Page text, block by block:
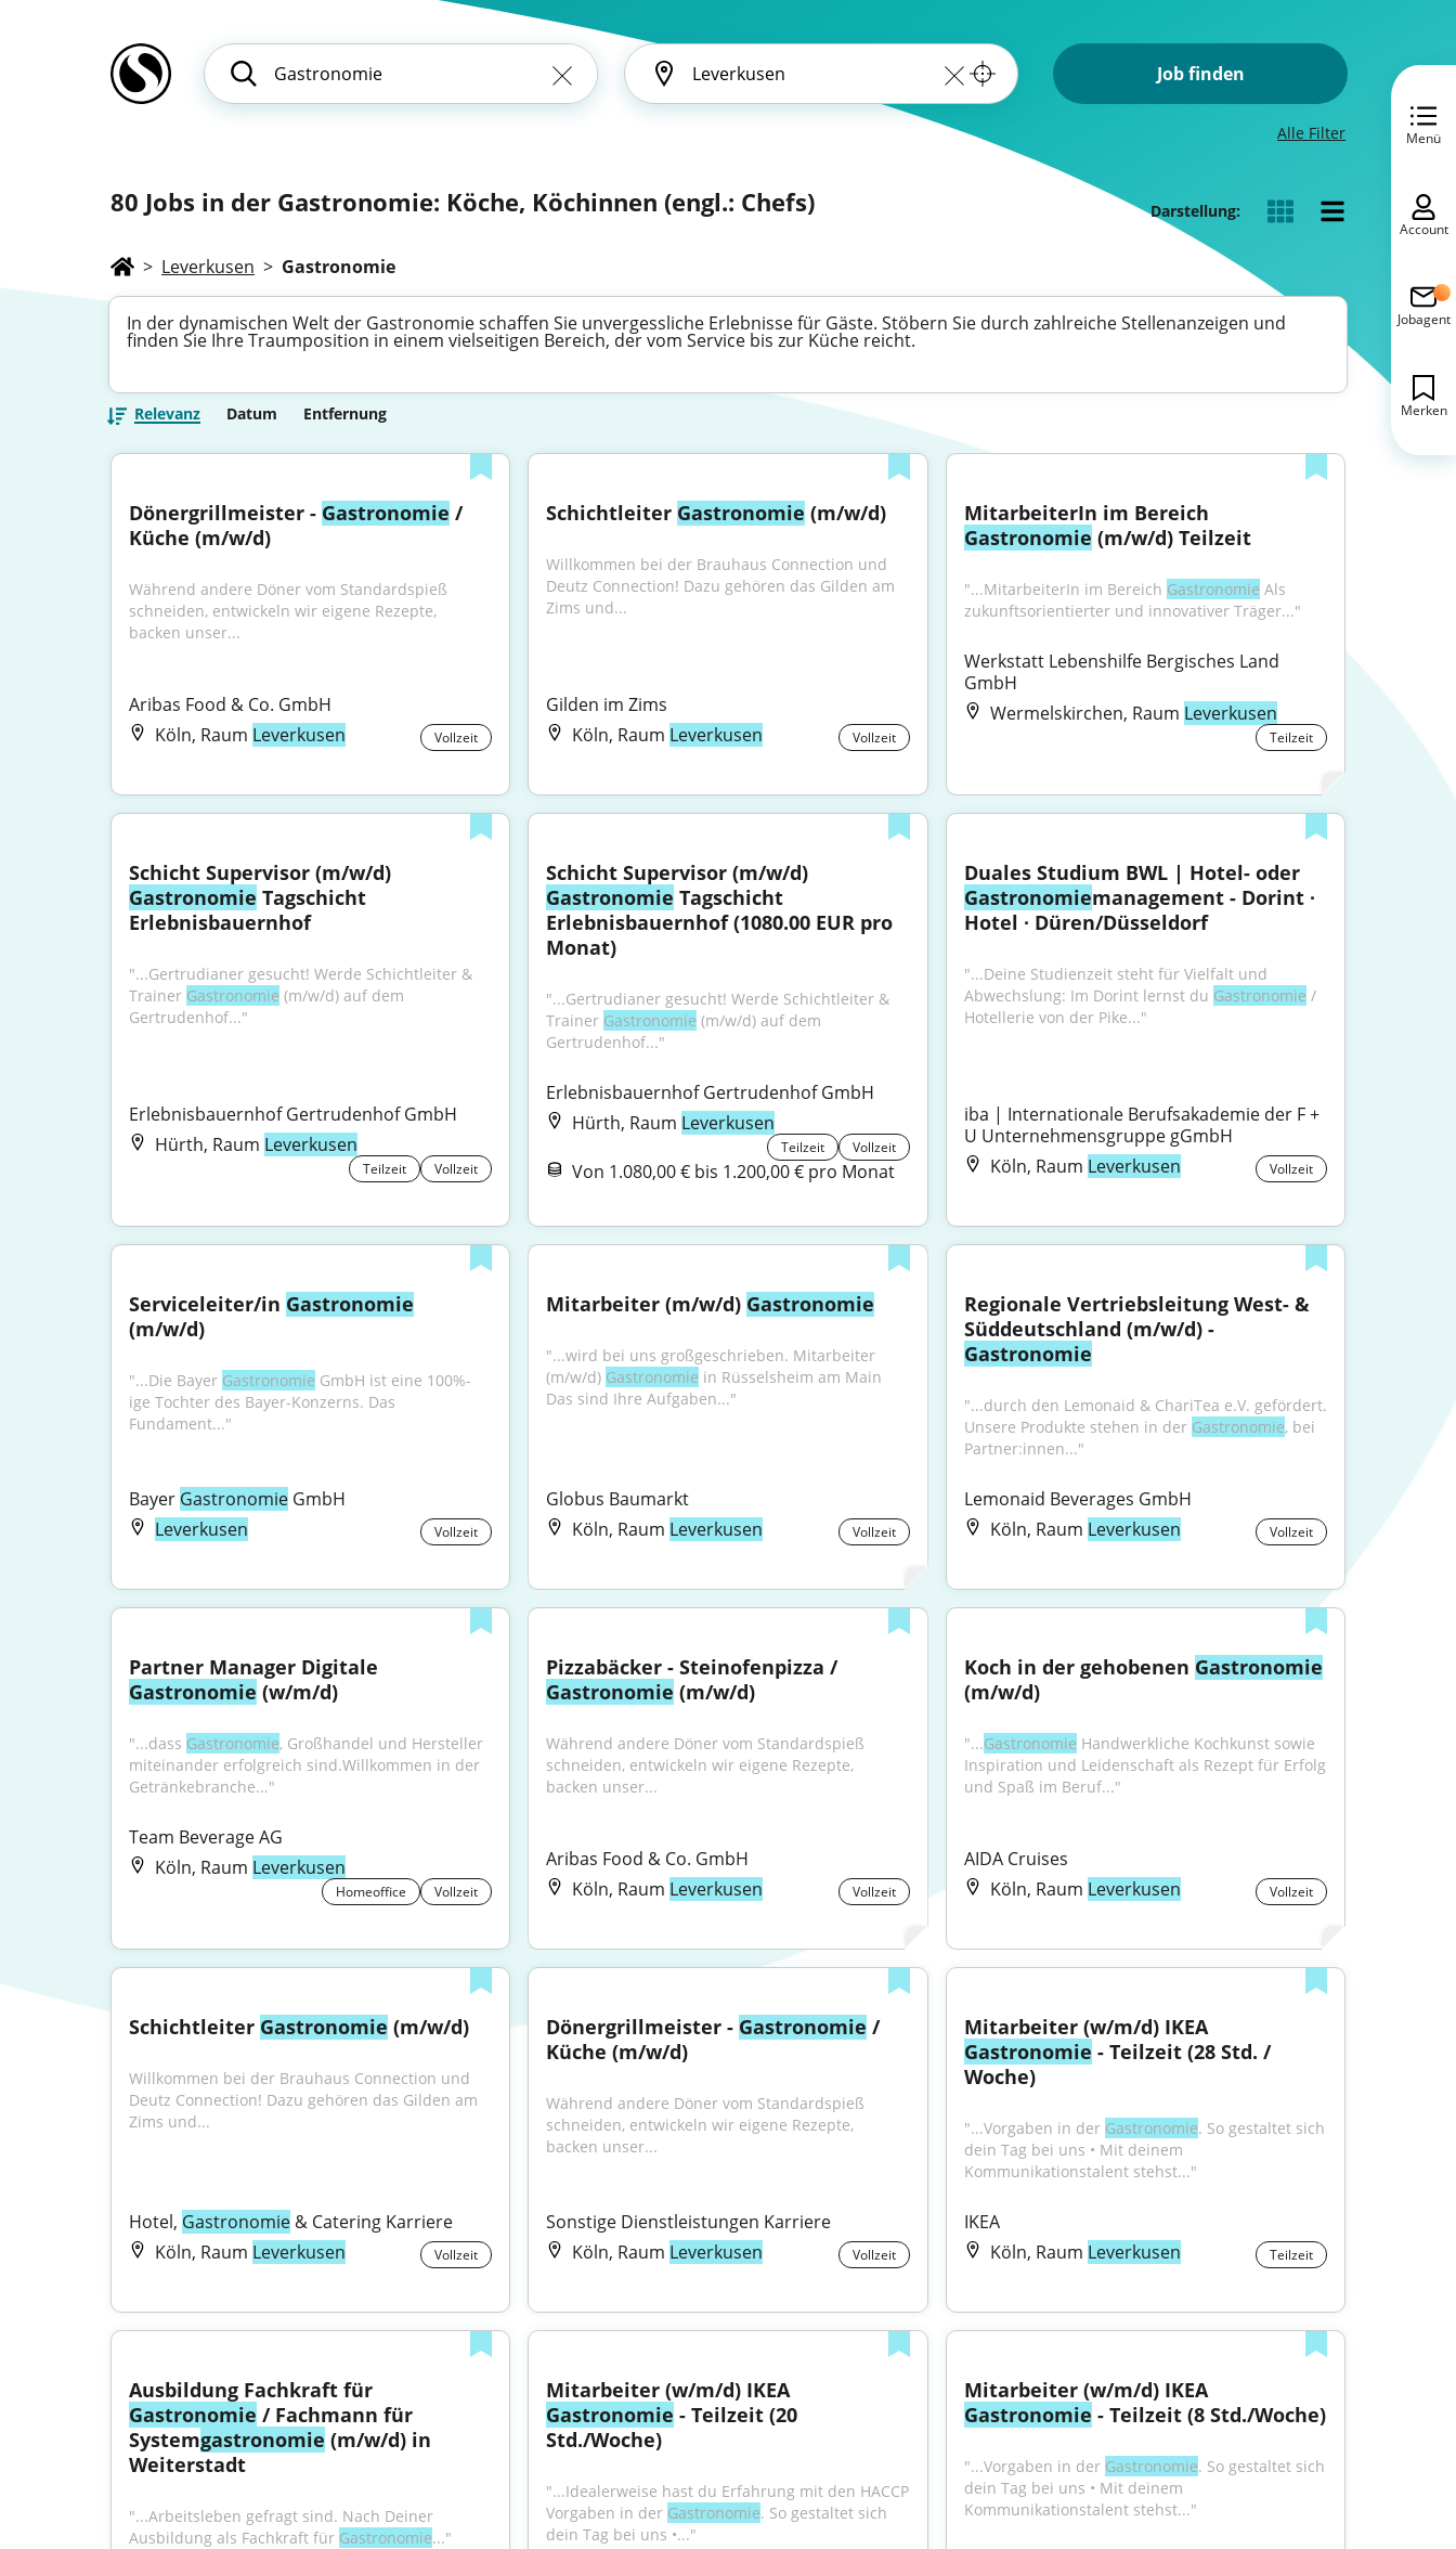
Job finden
Alle Filter
80 Jobs in der Gastronomie: Köche, Köchinnen (engl.: Chefs) Darstellung:
> Leverkusen > Gastronomie
In der dynamischen Welt der Gastronomie schaffen Sie unvergessliche Erlebnisse für Gäste. Stöbern Sie durch zahlreiche Stellenanzeigen und
finden Sie Ihre Traumposition in einem vielseitigen Bereich, der vom Service bis zur Küche reicht.
Relevanz Datum Entfernung
Dönergrillmeister - Gastronomie /
Küche (m/w/d)
Während andere Döner vom Standardspieß
schneiden, entwickeln wir eigene Rezepte,
backen unser...
Aribas Food & Co. GmbH
Köln, Raum Leverkusen Vollzeit
Schichtleiter Gastronomie (m/w/d)
Willkommen bei der Brauhaus Connection und
Deutz Connection! Dazu gehören das Gilden am
Zims und...
Gilden im Zims
Köln, Raum Leverkusen Vollzeit
Gastronomie (m/w/d) Teilzeit
"...MitarbeiterIn im Bereich Gastronomie Als
zukunftsorientierter und innovativer Träger..."
Werkstatt Lebenshilfe Bergisches Land
GmbH
Wermelskirchen, Raum Leverkusen
Teilzeit
Gastronomie Tagschicht
Erlebnisbauernhof
"...Gertrudianer gesucht! Werde Schichtleiter &
Trainer Gastronomie (m/w/d) auf dem
Gertrudenhof..."
Erlebnisbauernhof Gertrudenhof GmbH
Hürth, Raum Leverkusen
Teilzeit Vollzeit
Gastronomie Tagschicht
Erlebnisbauernhof (1080.00 EUR pro
Monat)
"...Gertrudianer gesucht! Werde Schichtleiter &
Trainer Gastronomie (m/w/d) auf dem
Gertrudenhof..."
Erlebnisbauernhof Gertrudenhof GmbH
Hürth, Raum Leverkusen
Teilzeit Vollzeit
Von 1.080,00 € bis 1.200,00 € pro Monat
Duales Studium BWL | Hotel- oder
Gastronomiemanagement - Dorint ∙
Hotel ∙ Düren/Düsseldorf
"...Deine Studienzeit steht für Vielfalt und
Abwechslung: Im Dorint lernst du Gastronomie /
Hotellerie von der Pike..."
iba | Internationale Berufsakademie der F +
U Unternehmensgruppe gGmbH
Köln, Raum Leverkusen Vollzeit
Serviceleiter/in Gastronomie
(m/w/d)
"...Die Bayer Gastronomie GmbH ist eine 100%-
ige Tochter des Bayer-Konzerns. Das
Fundament..."
Bayer Gastronomie GmbH
Leverkusen
Vollzeit
Mitarbeiter (m/w/d) Gastronomie
"...wird bei uns großgeschrieben. Mitarbeiter
(m/w/d) Gastronomie in Rüsselsheim am Main
Das sind Ihre Aufgaben..."
Globus Baumarkt
Köln, Raum Leverkusen Vollzeit
Regionale Vertriebsleitung West- &
Süddeutschland (m/w/d) -
Gastronomie
"...durch den Lemonaid & ChariTea e.V. gefördert.
Unsere Produkte stehen in der Gastronomie, bei
Partner:innen..."
Lemonaid Beverages GmbH
Köln, Raum Leverkusen Vollzeit
Gastronomie (w/m/d)
"...dass Gastronomie, Großhandel und Hersteller
miteinander erfolgreich sind.Willkommen in der
Getränkebranche..."
Team Beverage AG
Köln, Raum Leverkusen
Homeoffice Vollzeit
Pizzabäcker - Steinofenpizza /
Gastronomie (m/w/d)
Während andere Döner vom Standardspieß
schneiden, entwickeln wir eigene Rezepte,
backen unser...
Aribas Food & Co. GmbH
Köln, Raum Leverkusen Vollzeit
Koch in der gehobenen Gastronomie
(m/w/d)
"...Gastronomie Handwerkliche Kochkunst sowie
Inspiration und Leidenschaft als Rezept für Erfolg
und Spaß im Beruf..."
AIDA Cruises
Köln, Raum Leverkusen Vollzeit
Schichtleiter Gastronomie (m/w/d)
Willkommen bei der Brauhaus Connection und
Deutz Connection! Dazu gehören das Gilden am
Zims und...
Hotel, Gastronomie & Catering Karriere
Köln, Raum Leverkusen Vollzeit
Dönergrillmeister - Gastronomie /
Küche (m/w/d)
Während andere Döner vom Standardspieß
schneiden, entwickeln wir eigene Rezepte,
backen unser...
Sonstige Dienstleistungen Karriere
Köln, Raum Leverkusen Vollzeit
Mitarbeiter (w/m/d) IKEA
Gastronomie - Teilzeit (28 Std. /
Woche)
"...Vorgaben in der Gastronomie. So gestaltet sich
dein Tag bei uns • Mit deinem
Kommunikationstalent stehst..."
IKEA
Köln, Raum Leverkusen Teilzeit
Gastronomie / Fachmann für
Systemgastronomie (m/w/d) in
Weiterstadt
"...Arbeitsleben gefragt sind. Nach Deiner
Ausbildung als Fachkraft für Gastronomie..."
Mitarbeiter (w/m/d) IKEA
Gastronomie - Teilzeit (20
Std./Woche)
"...Idealerweise hast du Erfahrung mit den HACCP
Vorgaben in der Gastronomie. So gestaltet sich
dein Tag bei uns •..."
Mitarbeiter (w/m/d) IKEA
Gastronomie - Teilzeit (8 Std./Woche)
"...Vorgaben in der Gastronomie. So gestaltet sich
dein Tag bei uns • Mit deinem
Kommunikationstalent stehst..."
Menü
Account
Jobagent
Merken